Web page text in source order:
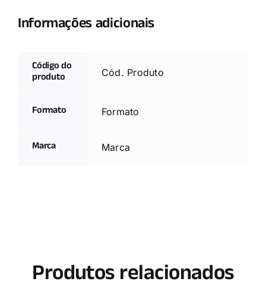
Informações adicionais
Código do
produto Cód. Produto
Formato Formato
Marca Marca
Produtos relacionados